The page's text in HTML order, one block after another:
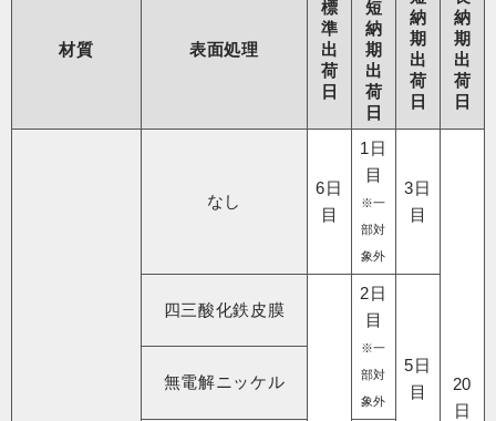
材質 表面処理
標
準
出
荷
日
短
納
期
出
荷
日
納
期
出
荷
日
納
期
出
荷
日
なし
6日
目
1日
目
※一
部対
象外
3日
目
20
日
四三酸化鉄皮膜
2日
目
※一
部対
象外
5日
目
無電解ニッケル